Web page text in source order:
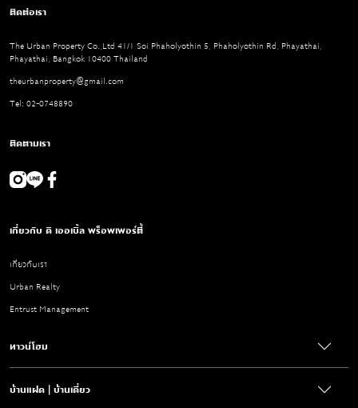
ติดต่อเรา
The Urban Property Co.,Ltd 41/1 Soi Phaholyothin 5, Phaholyothin Rd, Phayathai,
Phayathai, Bangkok 10400 Thailand
theurbanproperty@gmail.com
Tel: 02-0748890
ติดตามเรา
เกี่ยวกับ ดิ เออเบิ้ล พร็อพเพอร์ตี้
เกี่ยวกับเรา
Urban Realty
Entrust Management
ทาวน์โฮม
บ้านแฝด | บ้านเดี่ยว